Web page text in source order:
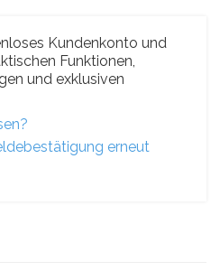
Kundenkonto und
Funktionen,
und exklusiven
erneut